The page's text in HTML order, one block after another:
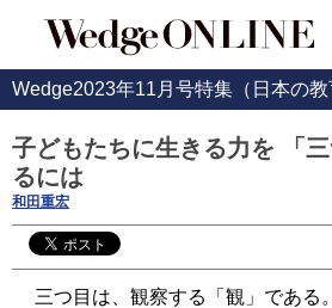
Wedge2023年11月号特集（日本の教
子どもたちに生きる力を 「
るには
和田重宏
三つ目は、観察する「観」である